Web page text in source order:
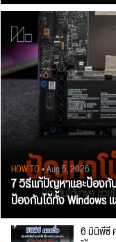
HOW TO• Aug 5, 2026
7 วิธีแก้ปัญหาและป้องกั
ป้องกันได้ทั้ง Windows
6 มินิพีซี